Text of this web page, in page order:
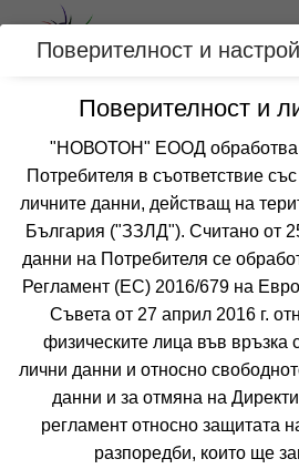
Категории
Оферти с РАННИ
ПОМОРИЕ,
Още курорти
 Сортирай по:
Поверителност и
Поверителност и
"НОВОТОН" ЕООД обработва
Потребителя в съответствие
личните данни, действащ на
България ("ЗЗЛД"). Считано от
данни на Потребителя се
Регламент (ЕС) 2016/679 на
Съвета от 27 април 2016 г.
физическите лица във връзка
лични данни и относно
данни и за отмяна на
регламент относно защитата
разпоредби, които ще